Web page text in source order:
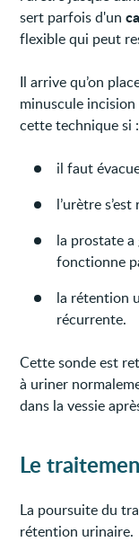
sert parfois d'un
flexible qui peut
Il arrive qu’on
minuscule
cette technique si :
il faut
l’urètre
la prostate a
fonctionne
la rétention
récurrente.
Cette sonde est
à uriner
dans la vessie
Le
La poursuite du
rétention urinaire.